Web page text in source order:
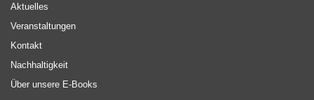
Aktuelles
Veranstaltungen
Kontakt
Nachhaltigkeit
Über unsere E-Books